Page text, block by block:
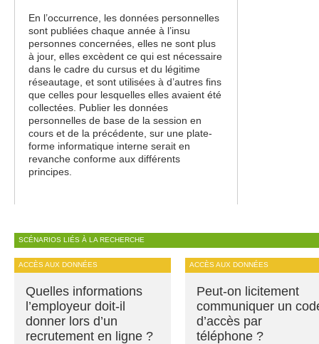
En l’occurrence, les données personnelles
sont publiées chaque année à l’insu
personnes concernées, elles ne sont plus
à jour, elles excèdent ce qui est nécessaire
dans le cadre du cursus et du légitime
réseautage, et sont utilisées à d’autres fins
que celles pour lesquelles elles avaient été
collectées. Publier les données
personnelles de base de la session en
cours et de la précédente, sur une plate-
forme informatique interne serait en
revanche conforme aux différents
principes.
SCÉNARIOS LIÉS À LA RECHERCHE
ACCÈS AUX DONNÉES
Quelles informations
l’employeur doit-il
donner lors d’un
recrutement en ligne ?
ACCÈS AUX DONNÉES
Peut-on licitement
communiquer un
d’accès par
téléphone ?